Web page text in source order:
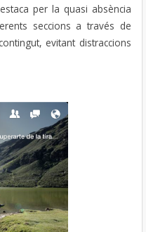
per la quasi absència
seccions a través de
evitant distraccions